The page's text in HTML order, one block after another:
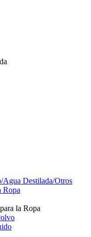
Destilada/Otros
Ropa
la Ropa